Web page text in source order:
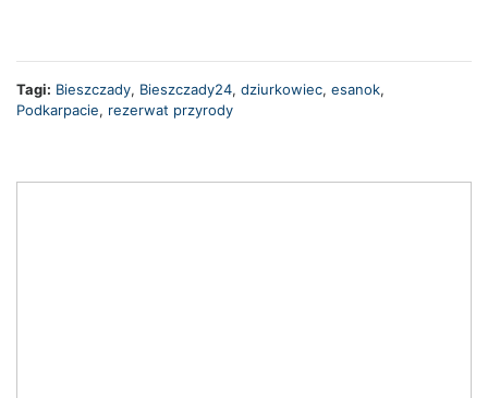
Tagi: Bieszczady, Bieszczady24, dziurkowiec, esanok,
Podkarpacie, rezerwat przyrody